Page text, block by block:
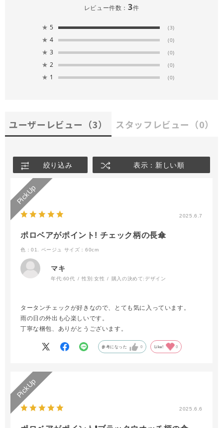
レビュー件数： 3件
★ 5 (3)
★ 4 (0)
★ 3 (0)
★ 2 (0)
★ 1 (0)
ユーザーレビュー （3） スタッフレビュー （0）
絞り込み 表示：新しい順
2025.6.7
ポロベアがポイント! チェック柄の長傘
色：01. ベージュ サイズ：60cm
マキ
年代:60代 性別:女性 購入の決めて: デザイン
タータンチェックが好きなので、とても気に入っています。
雨の日の外出も心楽しいです。
丁寧な梱包、ありがとうございます。
参考になった 0 Like! 0
2025.6.6